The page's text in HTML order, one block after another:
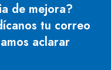
de mejora?
tu correo
aclarar